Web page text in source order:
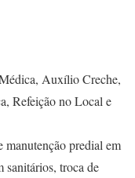
Auxílio Creche,
Refeição no Local e
predial em
sanitários, troca de